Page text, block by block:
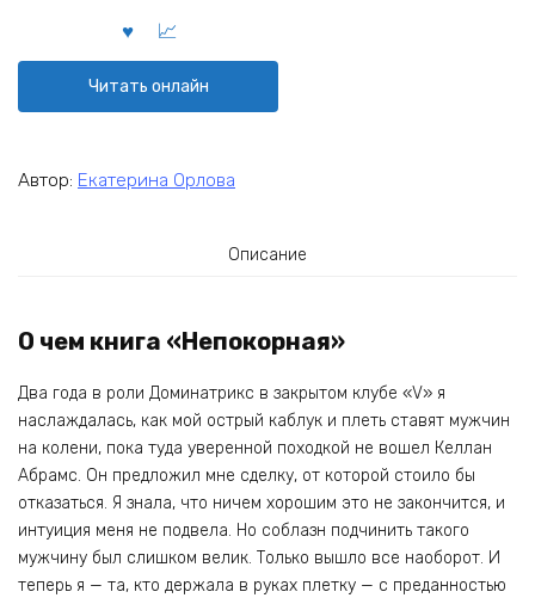
Читать онлайн
Автор: Екатерина Орлова
Описание
О чем книга «Непокорная»
Два года в роли Доминатрикс в закрытом клубе «V» я
наслаждалась, как мой острый каблук и плеть ставят мужчин
на колени, пока туда уверенной походкой не вошел Келлан
Абрамс. Он предложил мне сделку, от которой стоило бы
отказаться. Я знала, что ничем хорошим это не закончится, и
интуиция меня не подвела. Но соблазн подчинить такого
мужчину был слишком велик. Только вышло все наоборот. И
теперь я — та, кто держала в руках плетку — с преданностью